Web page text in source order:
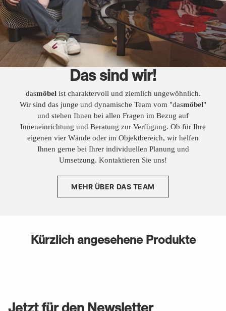
Das sind wir!
dasmöbelist charaktervoll und ziemlich ungewöhnlich.
Wir sind das junge und dynamische Team vom "dasmöbel"
und stehen Ihnen bei allen Fragen im Bezug auf
Inneneinrichtung und Beratung zur Verfügung. Ob für Ihre
eigenen vier Wände oder im Objektbereich, wir helfen
Ihnen gerne bei Ihrer individuellen Planung und
Umsetzung. Kontaktieren Sie uns!
MEHR ÜBER DAS TEAM
Kürzlich angesehene Produkte
Jetzt für den Newsletter